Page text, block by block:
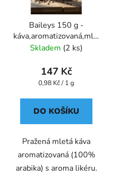
Baileys 150 g -
káva,aromatizovaná,mletá
- Oxalis
Skladem (2 ks)
147 Kč
Měrná
0,98 Kč / 1 g
DO KOŠÍKU
Pražená mletá káva
aromatizovaná (100%
arabika) s aroma likéru.